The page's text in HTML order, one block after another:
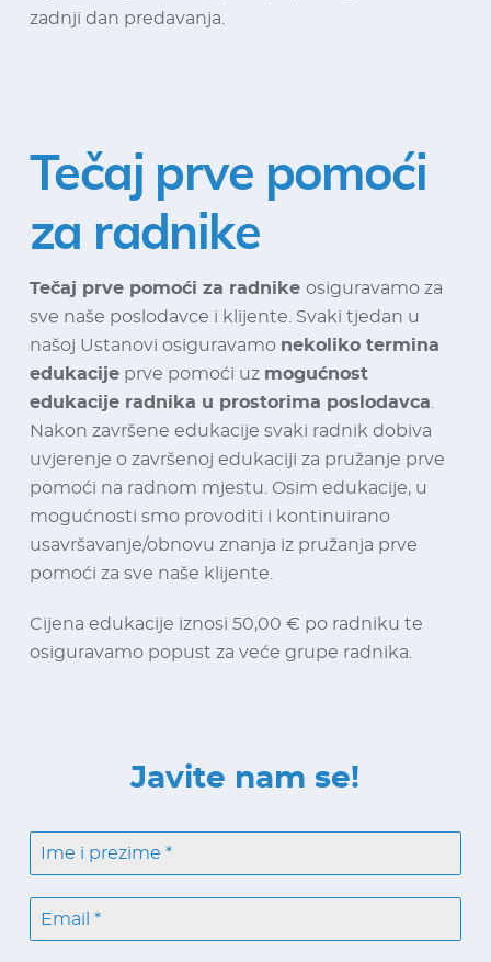
zadnji dan predavanja.
Tečaj prve pomoći
za radnike
Tečaj prve pomoći za radnike osiguravamo za
sve naše poslodavce i klijente. Svaki tjedan u
našoj Ustanovi osiguravamo nekoliko termina
edukacijeprve pomoći uz mogućnost
edukacije radnika u prostorima poslodavca
Nakon završene edukacije svaki radnik dobiva
uvjerenje o završenoj edukaciji za pružanje prve
pomoći na radnom mjestu. Osim edukacije, u
mogućnosti smo provoditi i kontinuirano
usavršavanje/obnovu znanja iz pružanja prve
pomoći za sve naše klijente.
Cijena edukacije iznosi 50,00 € po radniku te
osiguravamo popust za veće grupe radnika.
Javite nam se!